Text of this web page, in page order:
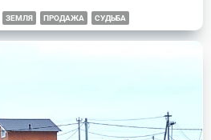
ЗЕМЛЯ ПРОДАЖА СУДЬБА